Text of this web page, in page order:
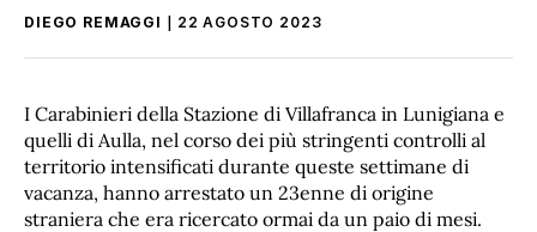
DIEGO REMAGGI 22 AGOSTO 2023
I Carabinieri della Stazione di Villafranca in Lunigiana e
quelli di Aulla, nel corso dei più stringenti controlli al
territorio intensificati durante queste settimane di
vacanza, hanno arrestato un 23enne di origine
straniera che era ricercato ormai da un paio di mesi.